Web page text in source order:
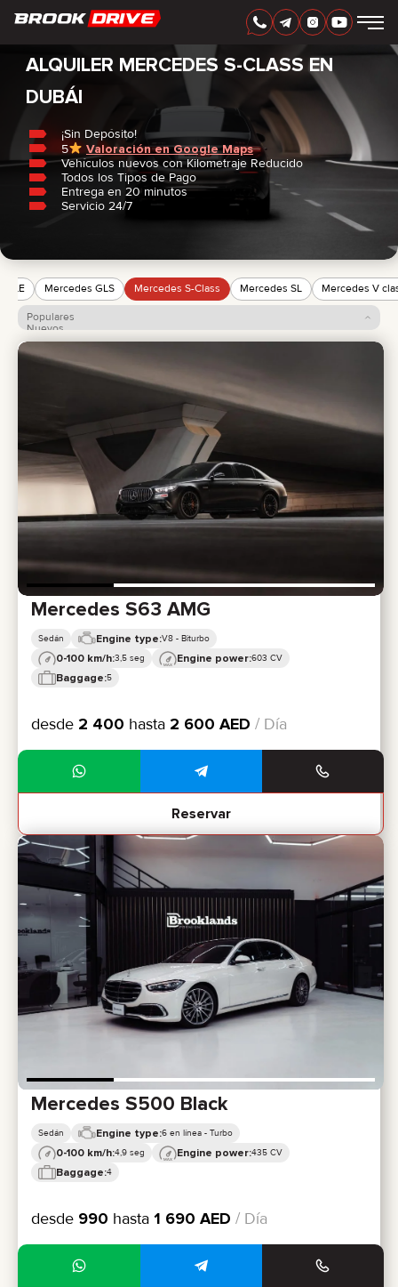
AED
PERIODO DE ALQUILER
MEJORES OFERTAS
FAQ
CERTIFICATES
RESEÑAS
CONTACTO
info@brook-drive.rent
+ 971 52 193 88 88
+ 7 925 283 88 88
Inicio Mercedes/S-Class
ALQUILER MERCEDES S-CLASS EN
DUBÁI
¡Sin Depósito!
5
Valoración en Google Maps
Vehículos nuevos con Kilometraje Reducido
Todos los Tipos de Pago
Entrega en 20 minutos
Servicio 24/7
GLE Mercedes GLS Mercedes S-Class Mercedes SL Mercedes V
Populares
Nuevos
Precio: de menor a mayor
Precio: de mayor a menor
Mercedes S63 AMG
Sedán Engine type:V8 - Biturbo
0-100 km/h:3,5 seg Engine power:603 CV
Baggage:5
desde 2 400 hasta 2 600 AED / Día
Reservar
Mercedes S500 Black
Sedán Engine type:6 en línea - Turbo
0-100 km/h:4,9 seg Engine power:435 CV
Baggage:4
desde 990 hasta 1 690 AED / Día